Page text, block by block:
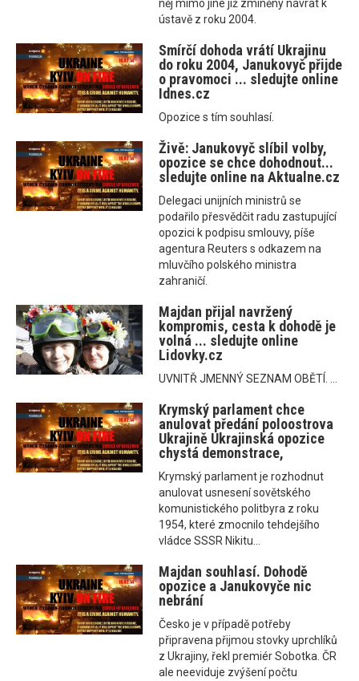
něj mimo jiné již zmíněný návrat k
ústavě z roku 2004.
Smírčí dohoda vrátí Ukrajinu
do roku 2004, Janukovyč přijde
o pravomoci ... sledujte online
Idnes.cz
Opozice s tím souhlasí.
Živě: Janukovyč slíbil volby,
opozice se chce dohodnout...
sledujte online na Aktualne.cz
Delegaci unijních ministrů se
podařilo přesvědčit radu zastupující
opozici k podpisu smlouvy, píše
agentura Reuters s odkazem na
mluvčího polského ministra
zahraničí.
Majdan přijal navržený
kompromis, cesta k dohodě je
volná ... sledujte online
Lidovky.cz
UVNITŘ JMENNÝ SEZNAM OBĚTÍ. ...
Krymský parlament chce
anulovat předání poloostrova
Ukrajině Ukrajinská opozice
chystá demonstrace,
Krymský parlament je rozhodnut
anulovat usnesení sovětského
komunistického politbyra z roku
1954, které zmocnilo tehdejšího
vládce SSSR Nikitu...
Majdan souhlasí. Dohodě
opozice a Janukovyče nic
nebrání
Česko je v případě potřeby
připravena přijmou stovky uprchlíků
z Ukrajiny, řekl premiér Sobotka. ČR
ale neeviduje zvýšení počtu